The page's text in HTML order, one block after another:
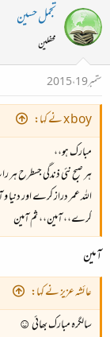
تجمل حسین
محفلین
ستمبر 19، 2015
x boy نے کہا:
مبارک ہو،،
ہر صبح نئی ذندگی جسطرح
اللہ عمر دراز کرے اور
کرے،، آمین،، ثم آمین
آمین
عائشہ عزیز نے کہا:
سالگرہ مبارک بھائی ☺